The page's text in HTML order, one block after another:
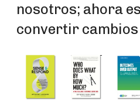
nosotros; ahora
convertir